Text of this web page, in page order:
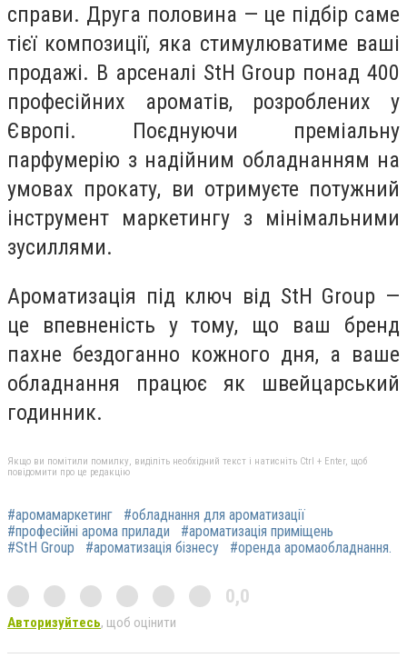
справи. Друга половина — це підбір саме
тієї композиції, яка стимулюватиме ваші
продажі. В арсеналі StH Group понад 400
професійних ароматів, розроблених у
Європі. Поєднуючи преміальну
парфумерію з надійним обладнанням на
умовах прокату, ви отримуєте потужний
інструмент маркетингу з мінімальними
зусиллями.
Ароматизація під ключ від StH Group —
це впевненість у тому, що ваш бренд
пахне бездоганно кожного дня, а ваше
обладнання працює як швейцарський
годинник.
Якщо ви помітили помилку, виділіть необхідний текст і натисніть Ctrl + Enter, щоб
повідомити про це редакцію
#аромамаркетинг
#обладнання для ароматизації
#професійні арома прилади
#ароматизація приміщень
#StH Group
#ароматизація бізнесу #оренда аромаобладнання.
0,0
Авторизуйтесь, щоб оцінити